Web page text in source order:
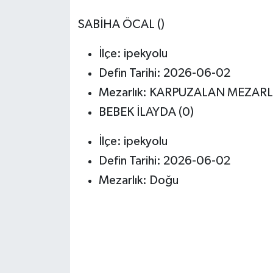
SABİHA ÖCAL ()
İlçe: ipekyolu
Defin Tarihi: 2026-06-02
Mezarlık: KARPUZALAN
BEBEK İLAYDA (0)
İlçe: ipekyolu
Defin Tarihi: 2026-06-02
Mezarlık: Doğu